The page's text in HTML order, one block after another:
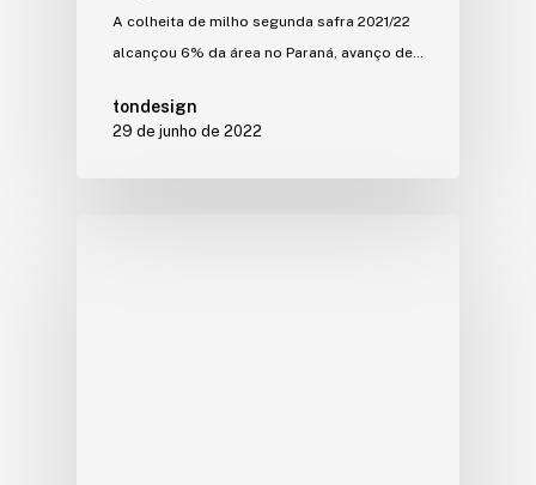
A colheita de milho segunda safra 2021/22
alcançou 6% da área no Paraná, avanço de…
tondesign
29 de junho de 2022